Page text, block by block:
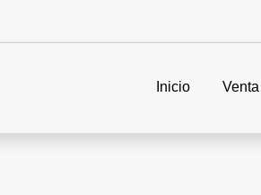
Inicio Venta